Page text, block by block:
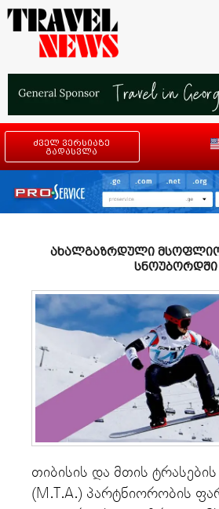
ძველ ვერსიაზე
გადასვლა
ახალგაზრდული მსოფლიო
სნოუბორდში
თიბისის და მთის
(M.T.A.) პარტნიორობის